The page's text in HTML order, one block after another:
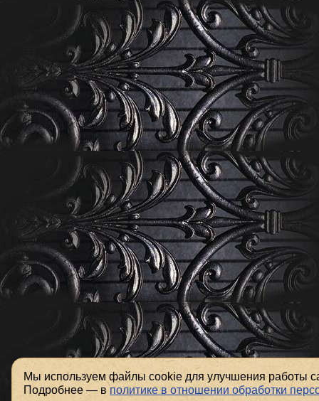
Мы используем файлы cookie для улучшения работы
Подробнее — в политике в отношении обработки